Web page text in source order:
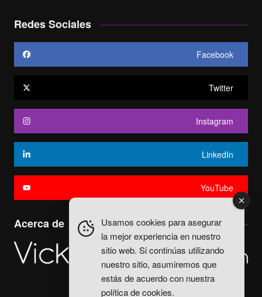
Redes Sociales
Facebook
Twitter
Instagram
LinkedIn
YouTube
Acerca de
Usamos cookies para asegurar
la mejor experiencia en nuestro
sitio web. Si continúas utilizando
nuestro sitio, asumiremos que
estás de acuerdo con nuestra
política de cookies.